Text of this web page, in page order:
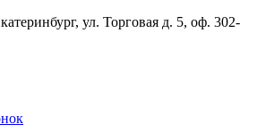
ул. Торговая д. 5, оф. 302-